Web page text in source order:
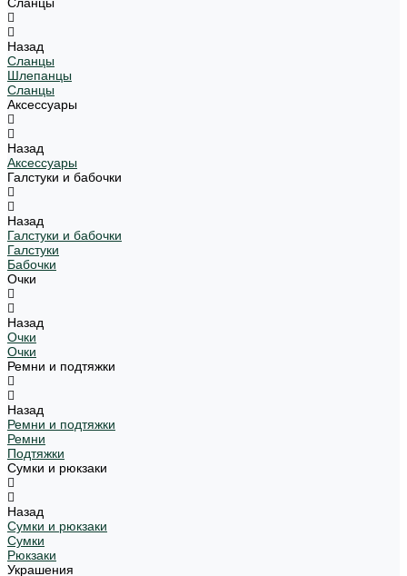
Назад
Сланцы
Шлепанцы
Сланцы
Аксессуары
Назад
Аксессуары
Галстуки и бабочки
Назад
Галстуки и бабочки
Галстуки
Бабочки
Очки
Назад
Очки
Очки
Ремни и подтяжки
Назад
Ремни и подтяжки
Ремни
Подтяжки
Сумки и рюкзаки
Назад
Сумки и рюкзаки
Сумки
Рюкзаки
Украшения